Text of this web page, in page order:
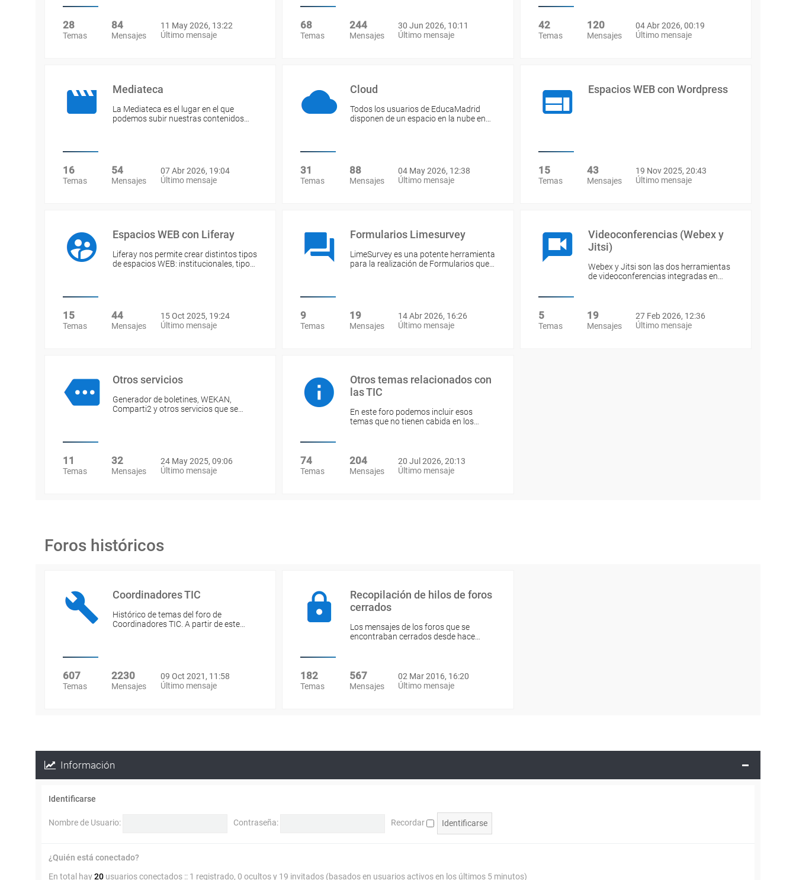
28
Temas
84
Mensajes
11 May 2026, 13:22
Último mensaje
68
Temas
244
Mensajes
30 Jun 2026, 10:11
Último mensaje
42
Temas
120
Mensajes
04 Abr 2026, 00:19
Último mensaje
Mediateca
La Mediateca es el lugar en el que
podemos subir nuestras contenidos…
16
Temas
54
Mensajes
07 Abr 2026, 19:04
Último mensaje
Cloud
Todos los usuarios de EducaMadrid
disponen de un espacio en la nube en…
31
Temas
88
Mensajes
04 May 2026, 12:38
Último mensaje
Espacios WEB con Wordpress
15
Temas
43
Mensajes
19 Nov 2025, 20:43
Último mensaje
Espacios WEB con Liferay
Liferay nos permite crear distintos tipos
de espacios WEB: institucionales, tipo…
15
Temas
44
Mensajes
15 Oct 2025, 19:24
Último mensaje
Formularios Limesurvey
LimeSurvey es una potente herramienta
para la realización de Formularios que…
9
Temas
19
Mensajes
14 Abr 2026, 16:26
Último mensaje
Videoconferencias (Webex y
Jitsi)
Webex y Jitsi son las dos herramientas
de videoconferencias integradas en…
5
Temas
19
Mensajes
27 Feb 2026, 12:36
Último mensaje
Otros servicios
Generador de boletines, WEKAN,
Comparti2 y otros servicios que se…
11
Temas
32
Mensajes
24 May 2025, 09:06
Último mensaje
Otros temas relacionados con
las TIC
En este foro podemos incluir esos
temas que no tienen cabida en los…
74
Temas
204
Mensajes
20 Jul 2026, 20:13
Último mensaje
Foros históricos
Coordinadores TIC
Histórico de temas del foro de
Coordinadores TIC. A partir de este…
607
Temas
2230
Mensajes
09 Oct 2021, 11:58
Último mensaje
Recopilación de hilos de foros
cerrados
Los mensajes de los foros que se
encontraban cerrados desde hace…
182
Temas
567
Mensajes
02 Mar 2016, 16:20
Último mensaje
Información
Identificarse
Nombre de Usuario: Contraseña: Recordar
¿Quién está conectado?
En total hay20 usuarios conectados :: 1 registrado, 0 ocultos y 19 invitados (basados en usuarios activos en los últimos 5 minutos)